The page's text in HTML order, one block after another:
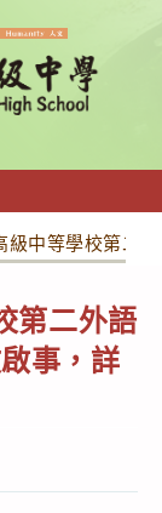
級中等學校第二
第二外語
事，詳